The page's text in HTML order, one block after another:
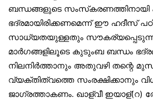
ബന്ധങ്ങളുടെ
ഭദ്രമായിരിക്കണമെന്ന് ഈ ഹദീസ്
സാധ്യതയുള്ളതും
മാർഗങ്ങളിലൂടെ കുടുംബ ബന്ധം
നിലനിർത്താനും അതുവഴി തന്റെ
വ്യക്തിത്വത്തെ സംരക്ഷിക്കാനും
ജാഗ്രത്താകണം. ഖാള്വീ ഇയാള്(റ)